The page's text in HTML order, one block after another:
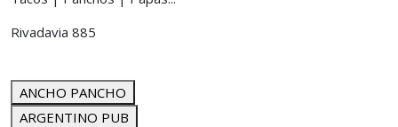
Rivadavia 885
ANCHO PANCHO
ARGENTINO PUB